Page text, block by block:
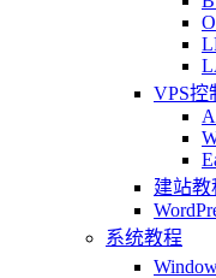
VPS控
建站教
系统教程